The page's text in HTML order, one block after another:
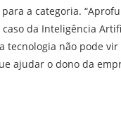
a categoria.
da Inteligência
tecnologia não pode vir
ajudar o dono da